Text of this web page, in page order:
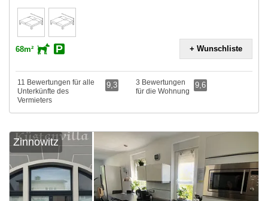
68m² + Wunschliste
11 Bewertungen für alle
Unterkünfte des
Vermieters
9,3
3 Bewertungen
für die Wohnung
9,6
Zinnowitz